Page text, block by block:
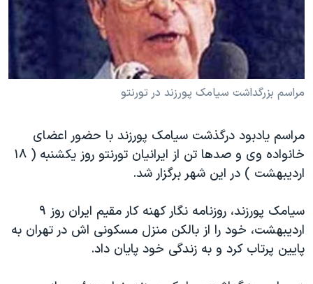
فرهنگ و زندگی
حقوق شهروندی
اقتصادی
علم و فناوری
گالری عکس
آرشیو پخش زنده
مستندها
انتخابات ریاست جمهوری آمریکا ۲۰۲۴
حمله جمهوری اسلامی به اسرائیل
رمز مهسا
اعتراضات زن، زندگی، آزادی
مجموعه مستندهای دادخواهی
دادگاه حمید نوری
چهل سال گروگان‌گیری
دنبال کنید
مراسم بزرگداشت سیامک پورزند در تورنتو
مراسم یادبود درگذشت سیامک پورزند با حضور اعضای
خانواده وی و صدها تن از ایرانیان تورنتو روز یکشنبه ( ۱۸
اردیبهشت ) در این شهر برگزار شد.
سیامک پورزند، روزنامه نگار کهنه کار مقیم ایران روز ۹
اردیبهشت، خود را از بالکن منزل مسکونی اش در تهران به
پایین پرتاب کرد و به زندگی خود پایان داد.